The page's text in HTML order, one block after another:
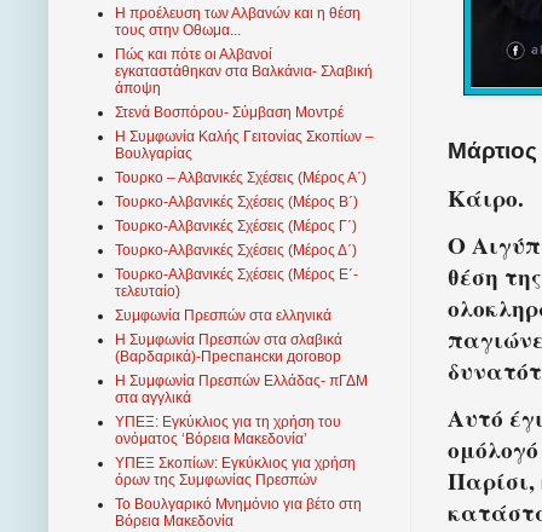
Κάιρο.
Ο
θέση
Αυτό
Παρίσι,
Η προέλευση των Αλβανών και η θέση
τους στην Οθωμα...
Πώς και πότε οι Αλβανοί
εγκαταστάθηκαν στα Βαλκάνια- Σλαβική
άποψη
Στενά Βοσπόρου- Σύμβαση Μοντρέ
Η Συμφωνία Καλής Γειτονίας Σκοπίων –
Βουλγαρίας
Τουρκο – Αλβανικές Σχέσεις (Mέρος Α΄)
Τουρκο-Αλβανικές Σχέσεις (Μέρος Β΄)
Τουρκο-Αλβανικές Σχέσεις (Μέρος Γ΄)
Τουρκο-Αλβανικές Σχέσεις (Μέρος Δ΄)
Τουρκο-Αλβανικές Σχέσεις (Μέρος Ε΄-
τελευταίο)
Συμφωνία Πρεσπών στα ελληνικά
Η Συμφωνία Πρεσπών στα σλαβικά
(Βαρδαρικά)-Преспански договор
Η Συμφωνία Πρεσπών Ελλάδας- πΓΔΜ
στα αγγλικά
ΥΠΕΞ: Εγκύκλιος για τη χρήση του
ονόματος ‘Βόρεια Μακεδονία’
ΥΠΕΞ Σκοπίων: Εγκύκλιος για χρήση
όρων της Συμφωνίας Πρεσπών
Το Βουλγαρικό Μνημόνιο για βέτο στη
Βόρεια Μακεδονία